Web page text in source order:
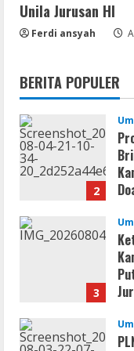
Unila Jurusan HI
Ferdi ansyah
BERITA POPULER
2
3
4